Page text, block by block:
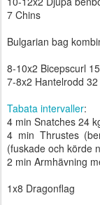
7 Chins
Bulgarian bag
8-10x2 Bicepscurl
7-8x2 Hantelrodd
Tabata intervaller:
4 min Snatches 24
4 min Thrustes
(fuskade och körde
2 min Armhävning
1x8 Dragonflag